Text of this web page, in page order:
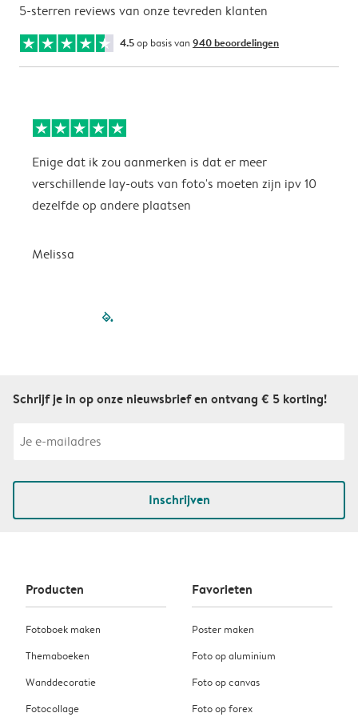
5-sterren reviews van onze tevreden klanten
4.5op basis van 940 beoordelingen
Enige dat ik zou aanmerken is dat er meer
verschillende lay-outs van foto's moeten zijn ipv 10
dezelfde op andere plaatsen
Melissa
filled-pagination
Schrijf je in op onze nieuwsbrief en ontvang € 5 korting!
Inschrijven
Producten
Fotoboek maken
Themaboeken
Wanddecoratie
Fotocollage
Favorieten
Poster maken
Foto op aluminium
Foto op canvas
Foto op forex